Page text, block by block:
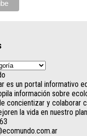
es un portal informativo
información sobre
concientizar y colaborar
la vida en nuestro